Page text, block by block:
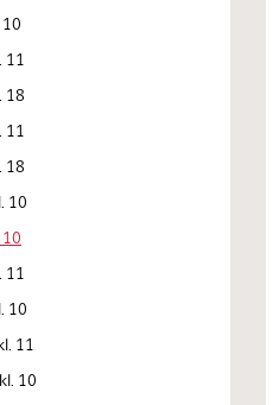
11
18
11
18
10
11
10
11
10